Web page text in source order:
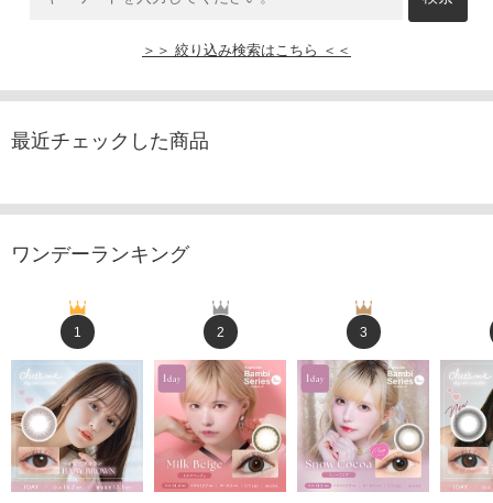
＞＞ 絞り込み検索はこちら ＜＜
最近チェックした商品
ワンデーランキング
1 2 3